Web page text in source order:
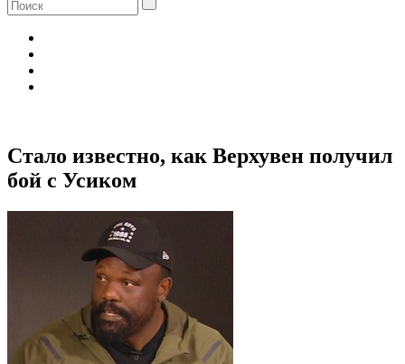
Стало известно, как Верхувен получил
бой с Усиком